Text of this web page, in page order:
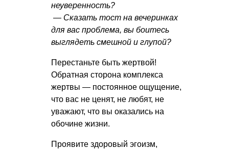
неуверенность?
— Сказать тост на вечеринках
для вас проблема, вы боитесь
выглядеть смешной и глупой?
Перестаньте быть жертвой!
Обратная сторона комплекса
жертвы — постоянное ощущение,
что вас не ценят, не любят, не
уважают, что вы оказались на
обочине жизни.
Проявите здоровый эгоизм,